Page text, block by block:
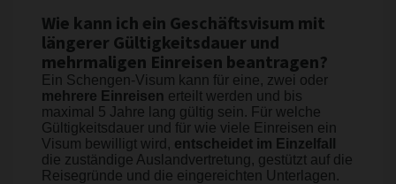
Wie kann ich ein Geschäftsvisum mit
längerer Gültigkeitsdauer und
mehrmaligen Einreisen beantragen?
Ein Schengen-Visum kann für eine, zwei oder
mehrere Einreisen erteilt werden und bis
maximal 5 Jahre lang gültig sein. Für welche
Gültigkeitsdauer und für wie viele Einreisen ein
Visum bewilligt wird, entscheidet im Einzelfall
die zuständige Auslandvertretung, gestützt auf die
Reisegründe und die eingereichten Unterlagen.